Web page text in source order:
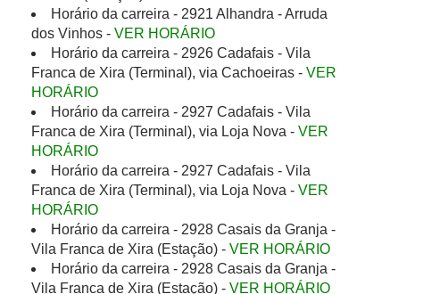
Horário da carreira - 2921 Alhandra - Arruda
dos Vinhos - VER HORÁRIO
Horário da carreira - 2926 Cadafais - Vila
Franca de Xira (Terminal), via Cachoeiras - VER
HORÁRIO
Horário da carreira - 2927 Cadafais - Vila
Franca de Xira (Terminal), via Loja Nova - VER
HORÁRIO
Horário da carreira - 2927 Cadafais - Vila
Franca de Xira (Terminal), via Loja Nova - VER
HORÁRIO
Horário da carreira - 2928 Casais da Granja -
Vila Franca de Xira (Estação) - VER HORÁRIO
Horário da carreira - 2928 Casais da Granja -
Vila Franca de Xira (Estação) - VER HORÁRIO